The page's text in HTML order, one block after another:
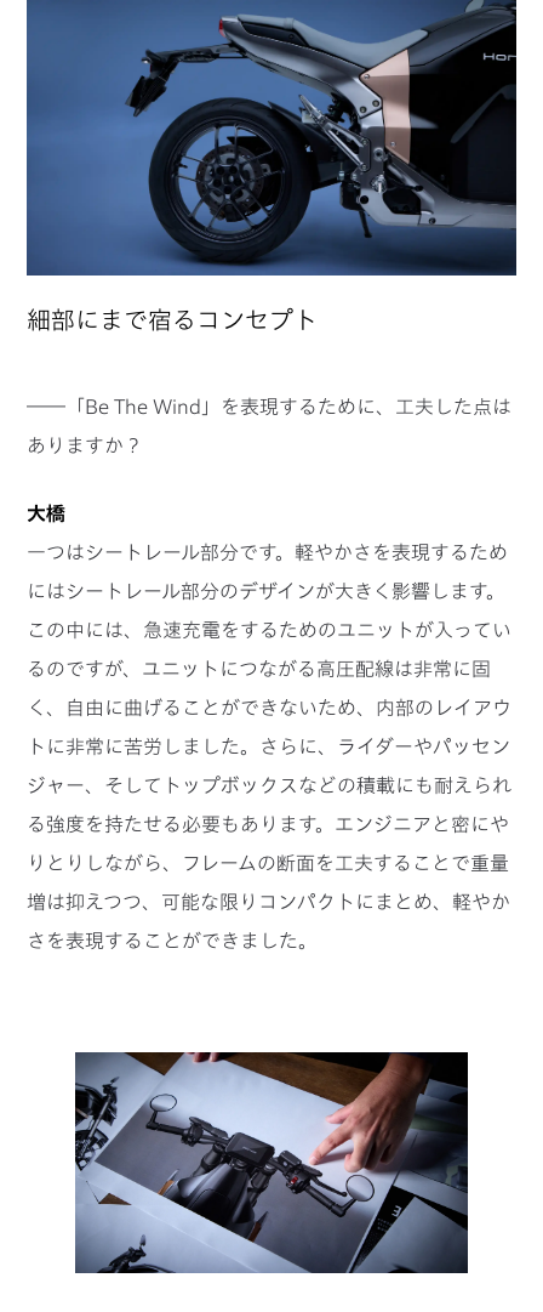
細部にまで宿るコンセプト
――「Be The Wind」を表現するために、工夫した点は
ありますか？
大橋
一つはシートレール部分です。軽やかさを表現するため
にはシートレール部分のデザインが大きく影響します。
この中には、急速充電をするためのユニットが入ってい
るのですが、ユニットにつながる高圧配線は非常に固
く、自由に曲げることができないため、内部のレイアウ
トに非常に苦労しました。さらに、ライダーやパッセン
ジャー、そしてトップボックスなどの積載にも耐えられ
る強度を持たせる必要もあります。エンジニアと密にや
りとりしながら、フレームの断面を工夫することで重量
増は抑えつつ、可能な限りコンパクトにまとめ、軽やか
さを表現することができました。